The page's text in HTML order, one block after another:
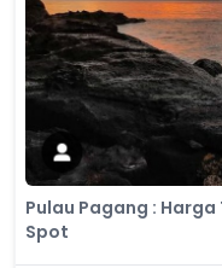
Pulau Pagang :
Spot